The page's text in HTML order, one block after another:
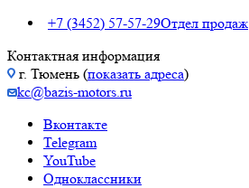
+7 (3452) 57-57-29Отдел продаж
Контактная информация
г. Тюмень (показать адреса)
kc@bazis-motors.ru
Вконтакте
Telegram
YouTube
Одноклассники